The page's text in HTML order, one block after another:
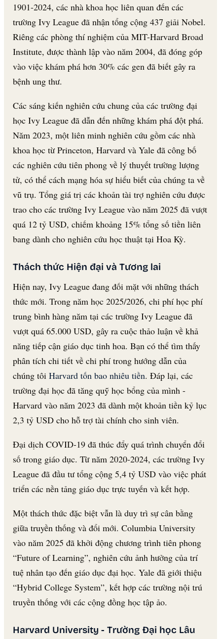
1901-2024, các nhà khoa học liên quan đến các
trường Ivy League đã nhận tổng cộng 437 giải Nobel.
Riêng các phòng thí nghiệm của MIT-Harvard Broad
Institute, được thành lập vào năm 2004, đã đóng góp
vào việc khám phá hơn 30% các gen đã biết gây ra
bệnh ung thư.
Các sáng kiến nghiên cứu chung của các trường đại
học Ivy League đã dẫn đến những khám phá đột phá.
Năm 2023, một liên minh nghiên cứu gồm các nhà
khoa học từ Princeton, Harvard và Yale đã công bố
các nghiên cứu tiên phong về lý thuyết trường lượng
tử, có thể cách mạng hóa sự hiểu biết của chúng ta về
vũ trụ. Tổng giá trị các khoản tài trợ nghiên cứu được
trao cho các trường Ivy League vào năm 2025 đã vượt
quá 12 tỷ USD, chiếm khoảng 15% tổng số tiền liên
bang dành cho nghiên cứu học thuật tại Hoa Kỳ.
Thách thức Hiện đại và Tương lai
Hiện nay, Ivy League đang đối mặt với những thách
thức mới. Trong năm học 2025/2026, chi phí học phí
trung bình hàng năm tại các trường Ivy League đã
vượt quá 65.000 USD, gây ra cuộc thảo luận về khả
năng tiếp cận giáo dục tinh hoa. Bạn có thể tìm thấy
phân tích chi tiết về chi phí trong hướng dẫn của
chúng tôi Harvard tốn bao nhiêu tiền. Đáp lại, các
trường đại học đã tăng quỹ học bổng của mình -
Harvard vào năm 2023 đã dành một khoản tiền kỷ lục
2,3 tỷ USD cho hỗ trợ tài chính cho sinh viên.
Đại dịch COVID-19 đã thúc đẩy quá trình chuyển đổi
số trong giáo dục. Từ năm 2020-2024, các trường Ivy
League đã đầu tư tổng cộng 5,4 tỷ USD vào việc phát
triển các nền tảng giáo dục trực tuyến và kết hợp.
Một thách thức đặc biệt vẫn là duy trì sự cân bằng
giữa truyền thống và đổi mới. Columbia University
vào năm 2025 đã khởi động chương trình tiên phong
“Future of Learning”, nghiên cứu ảnh hưởng của trí
tuệ nhân tạo đến giáo dục đại học. Yale đã giới thiệu
“Hybrid College System”, kết hợp các trường nội trú
truyền thống với các cộng đồng học tập ảo.
Harvard University - Trường Đại học Lâu